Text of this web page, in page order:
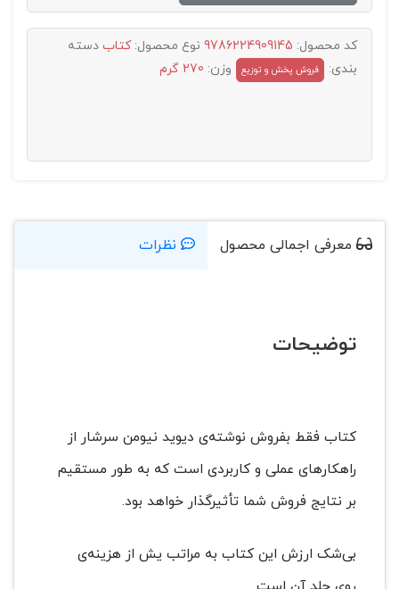
کد محصول: 9786224909145 نوع محصول:کتاب دسته
بندی:
فروش پخش و توزيع وزن: 270 گرم
معرفی اجمالی محصول نظرات
توضیحات
کتاب فقط بفروش نوشته‌ی دیوید نیومن سرشار از
راهکارهای عملی و کاربردی است که به طور مستقیم
بر نتایج فروش شما تأثیرگذار خواهد بود.
بی‌شک ارزش این کتاب به مراتب یش از هزینه‌ی